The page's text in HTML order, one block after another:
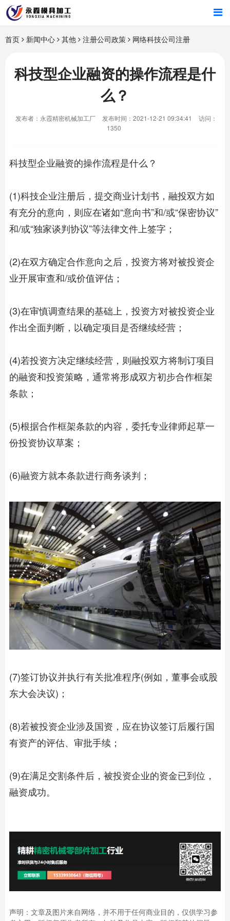
首页
产品中心
关于我们
首页 新闻中心 其他 注册公司政策 网络科技公司注册
科技型企业融资的操作流程是什
么？
发布者：永霞精密机械加工厂 发布时间：2021-12-21 09:34:41
访问：
1350
科技型企业融资的操作流程是什么？
(1)科技企业注册后，提交商业计划书，融投双方如
有充分的意向，则应在诸如“意向书”和/或“保密协议”
和/或“独家谈判协议”等法律文件上签字；
(2)在双方确定合作意向之后，投资方将对被投资企
业开展审查和/或价值评估；
(3)在审慎调查结果的基础上，投资方对被投资企业
作出全面判断，以确定项目是否继续经营；
(4)若投资方决定继续经营，则融投双方将制订项目
的融资和投资策略，通常将形成双方初步合作框架
条款；
(5)根据合作框架条款的内容，委托专业律师起草一
份投资协议草案；
(6)融资方就本条款进行商务谈判；
(7)签订协议并执行有关批准程序(例如，董事会或股
东大会决议)；
(8)若被投资企业涉及国资，应在协议签订后履行国
有资产的评估、审批手续；
(9)在满足交割条件后，被投资企业的资金已到位，
融资成功。
声明：文章及图片来自网络，并不用于任何商业目的，仅供学习参